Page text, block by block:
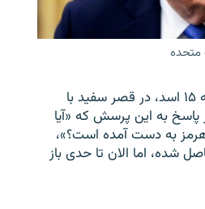
متحده
دونالد تامپ که روز پنجشنبه ۱۵ اسد، در قصر سفید با
به این پرسش که «آیا
هرمز به دست آمده است؟»،
شده، اما الان تا حدی باز